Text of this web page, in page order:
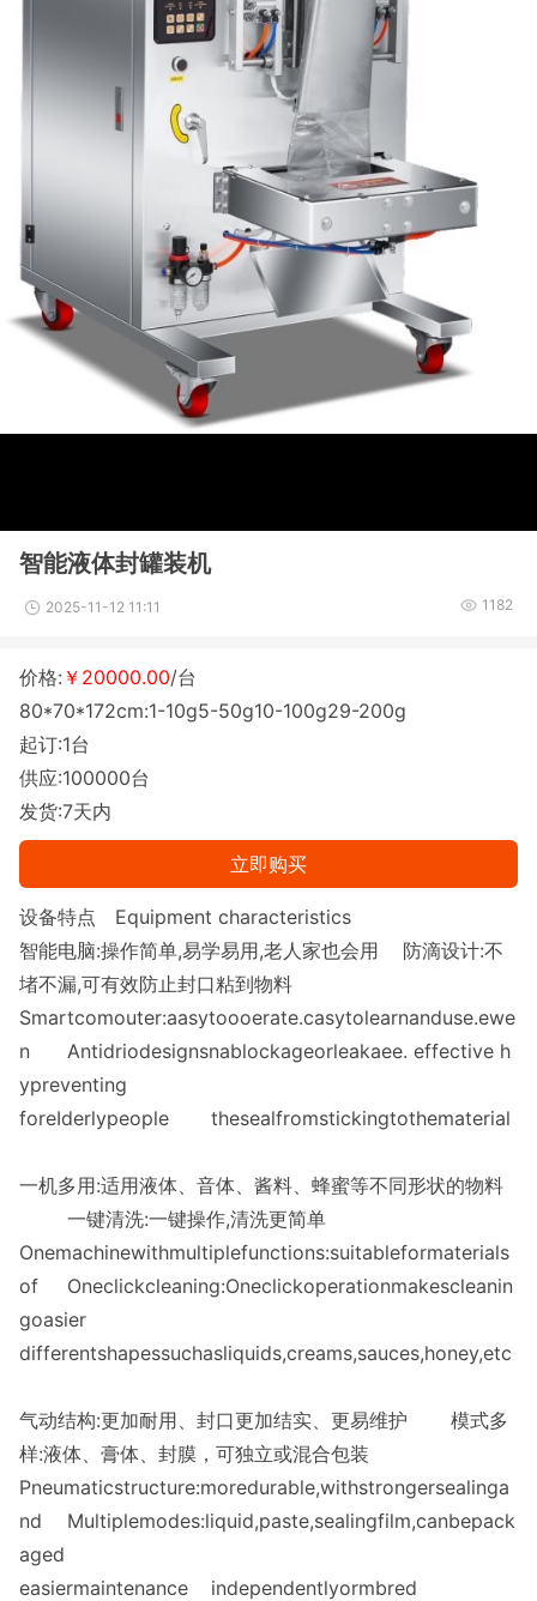
智能液体封罐装机
2025-11-12 11:11 1182
价格: ￥20000.00/台
80*70*172cm:1-10g5-50g10-100g29-200g
起订:1台
供应:100000台
发货:7天内
立即购买
设备特点
Equipment characteristics
智能电脑:操作简单,易学易用,老人家也会用
防滴设计:不
堵不漏,可有效防止封口粘到物料
Smartcomouter:aasytoooerate.casytolearnanduse.ewe
n
Antidriodesignsnablockageorleakaee. effective h
ypreventing
foreIderlypeople
thesealfromstickingtothematerial
一机多用:适用液体、音体、酱料、蜂蜜等不同形状的物料
一键清洗:一键操作,清洗更简单
Onemachinewithmultiplefunctions:suitableformaterials
of
Oneclickcleaning:Oneclickoperationmakescleanin
goasier
differentshapessuchasliquids,creams,sauces,honey,etc
气动结构:更加耐用、封口更加结实、更易维护
模式多
样:液体、膏体、封膜，可独立或混合包装
Pneumaticstructure:moredurable,withstrongersealinga
nd
Multiplemodes:liquid,paste,sealingfilm,canbepack
aged
easiermaintenance
independentlyormbred